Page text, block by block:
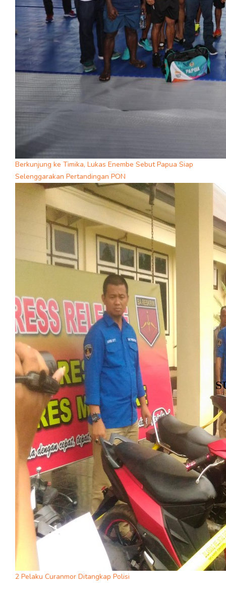
Berkunjung ke Timika, Lukas Enembe Sebut Papua Siap
Selenggarakan Pertandingan PON
2 Pelaku Curanmor Ditangkap Polisi